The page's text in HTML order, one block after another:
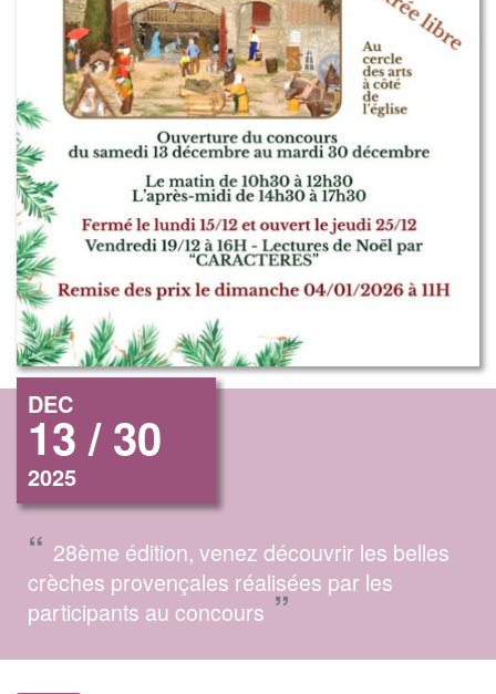
DEC
13 / 30
2025
“ 28ème édition, venez découvrir les belles
crèches provençales réalisées par les
participants au concours ”